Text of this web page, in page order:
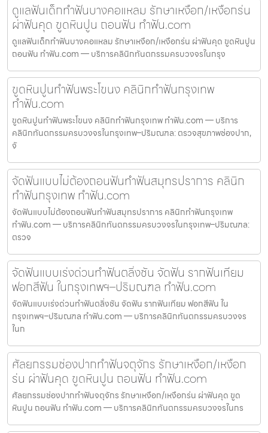
ดูแลฟันเด็กทำฟันบางคอแหลม รักษาเหงือก/เหงือกร่น
ผ่าฟันคุด ขูดหินปูน ถอนฟัน ทำฟัน.com
ดูแลฟันเด็กทำฟันบางคอแหลม รักษาเหงือก/เหงือกร่น ผ่าฟันคุด ขูดหินปูน
ถอนฟัน ทำฟัน.com — บริการคลินิกทันตกรรมครบวงจรในกรุง
ขูดหินปูนทำฟันพระโขนง คลินิกทำฟันกรุงเทพ
ทำฟัน.com
ขูดหินปูนทำฟันพระโขนง คลินิกทำฟันกรุงเทพ ทำฟัน.com — บริการ
คลินิกทันตกรรมครบวงจรในกรุงเทพ–ปริมณฑล: ตรวจสุขภาพช่องปาก,
จั
จัดฟันแบบไม่ต้องถอนฟันทำฟันสมุทรปราการ คลินิก
ทำฟันกรุงเทพ ทำฟัน.com
จัดฟันแบบไม่ต้องถอนฟันทำฟันสมุทรปราการ คลินิกทำฟันกรุงเทพ
ทำฟัน.com — บริการคลินิกทันตกรรมครบวงจรในกรุงเทพ–ปริมณฑล:
ตรวจ
จัดฟันแบบเร่งด่วนทำฟันตลิ่งชัน จัดฟัน รากฟันเทียม
ฟอกสีฟัน ในกรุงเทพฯ–ปริมณฑล ทำฟัน.com
จัดฟันแบบเร่งด่วนทำฟันตลิ่งชัน จัดฟัน รากฟันเทียม ฟอกสีฟัน ใน
กรุงเทพฯ–ปริมณฑล ทำฟัน.com — บริการคลินิกทันตกรรมครบวงจร
ในก
ศัลยกรรมช่องปากทำฟันจตุจักร รักษาเหงือก/เหงือก
ร่น ผ่าฟันคุด ขูดหินปูน ถอนฟัน ทำฟัน.com
ศัลยกรรมช่องปากทำฟันจตุจักร รักษาเหงือก/เหงือกร่น ผ่าฟันคุด ขูด
หินปูน ถอนฟัน ทำฟัน.com — บริการคลินิกทันตกรรมครบวงจรในกร